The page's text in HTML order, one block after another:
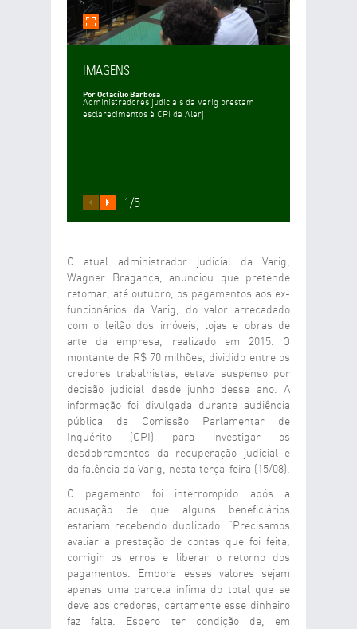
IMAGENS
1 /5
Por Octacílio Barbosa
Administradores judiciais da Varig prestam
esclarecimentos à CPI da Alerj
O atual administrador judicial da Varig,
Wagner Bragança, anunciou que pretende
retomar, até outubro, os pagamentos aos ex-
funcionários da Varig, do valor arrecadado
com o leilão dos imóveis, lojas e obras de
arte da empresa, realizado em 2015. O
montante de R$ 70 milhões, dividido entre os
credores trabalhistas, estava suspenso por
decisão judicial desde junho desse ano. A
informação foi divulgada durante audiência
pública da Comissão Parlamentar de
Inquérito (CPI) para investigar os
desdobramentos da recuperação judicial e
da falência da Varig, nesta terça-feira (15/08).
O pagamento foi interrompido após a
acusação de que alguns beneficiários
estariam recebendo duplicado. “Precisamos
avaliar a prestação de contas que foi feita,
corrigir os erros e liberar o retorno dos
pagamentos. Embora esses valores sejam
apenas uma parcela ínfima do total que se
deve aos credores, certamente esse dinheiro
faz falta. Espero ter condição de, em
NÃO
SEU COMENTÁRIO